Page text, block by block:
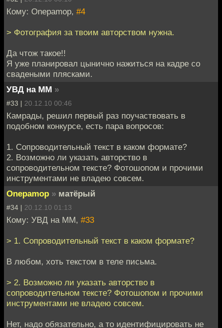
Кому: Onepamop, #4
> Фотография за твоим авторством нужна.
Да чтож такое!!
Я уже планировал цынично нажиться на кадре со
свадеными плясками.
УВД на ММ »
#33 | 20.12.10 00:46
Камрады, решил первый раз поучаствовать в
подобном конкурсе, есть пара вопросов:
1. Сопроводительный текст в каком формате?
2. Возможно ли указать авторство в
сопроводительном тексте? Фотошопом и прочими
инструментами не владею совсем.
Onepamop » матёрый
#34 | 20.12.10 01:13
Кому: УВД на ММ, #33
> 1. Сопроводительный текст в каком формате?
В любом, хоть текстом в теле письма.
> 2. Возможно ли указать авторство в
сопроводительном тексте? Фотошопом и прочими
инструментами не владею совсем.
Нет, надо обязательно, а то идентифицировать не